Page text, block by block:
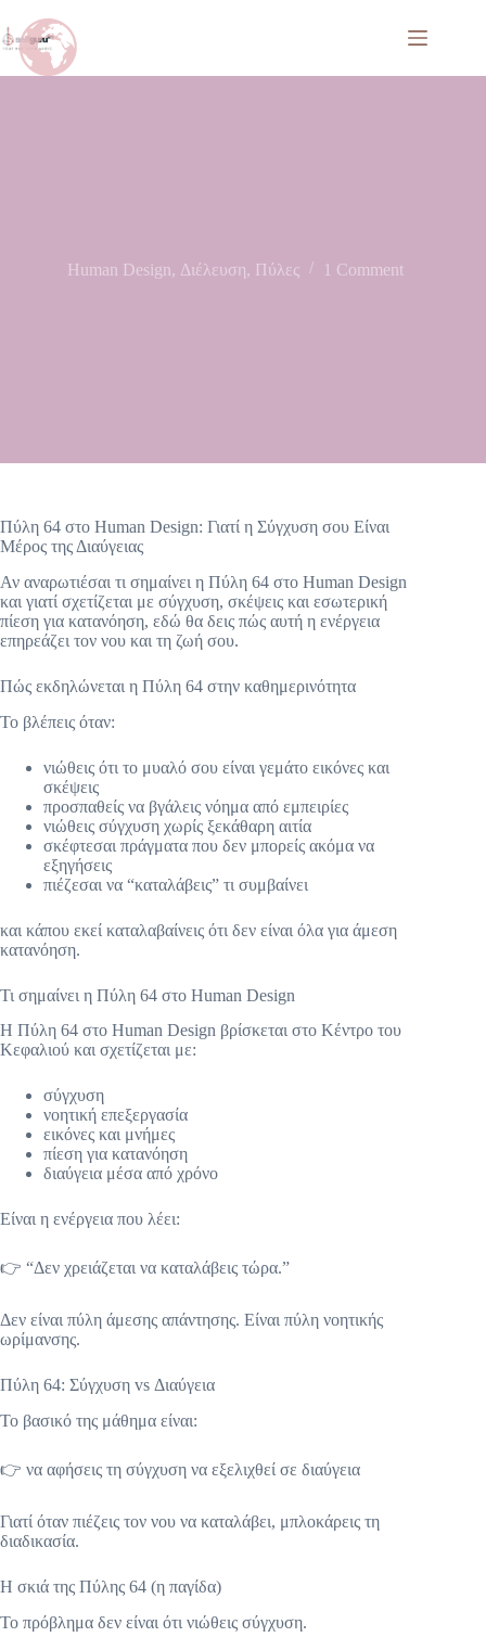
Human Design, Διέλευση, Πύλες 1 Comment
Πύλη 64 στο Human Design: Γιατί η Σύγχυση σου Είναι
Μέρος της Διαύγειας
Αν αναρωτιέσαι τι σημαίνει η Πύλη 64 στο Human Design
και γιατί σχετίζεται με σύγχυση, σκέψεις και εσωτερική
πίεση για κατανόηση, εδώ θα δεις πώς αυτή η ενέργεια
επηρεάζει τον νου και τη ζωή σου.
Πώς εκδηλώνεται η Πύλη 64 στην καθημερινότητα
Το βλέπεις όταν:
νιώθεις ότι το μυαλό σου είναι γεμάτο εικόνες και
σκέψεις
προσπαθείς να βγάλεις νόημα από εμπειρίες
νιώθεις σύγχυση χωρίς ξεκάθαρη αιτία
σκέφτεσαι πράγματα που δεν μπορείς ακόμα να
εξηγήσεις
πιέζεσαι να “καταλάβεις” τι συμβαίνει
και κάπου εκεί καταλαβαίνεις ότι δεν είναι όλα για άμεση
κατανόηση.
Τι σημαίνει η Πύλη 64 στο Human Design
Η Πύλη 64 στο Human Design βρίσκεται στο Κέντρο του
Κεφαλιού και σχετίζεται με:
σύγχυση
νοητική επεξεργασία
εικόνες και μνήμες
πίεση για κατανόηση
διαύγεια μέσα από χρόνο
Είναι η ενέργεια που λέει:
👉 “Δεν χρειάζεται να καταλάβεις τώρα.”
Δεν είναι πύλη άμεσης απάντησης. Είναι πύλη νοητικής
ωρίμανσης.
Πύλη 64: Σύγχυση vs Διαύγεια
Το βασικό της μάθημα είναι:
👉 να αφήσεις τη σύγχυση να εξελιχθεί σε διαύγεια
Γιατί όταν πιέζεις τον νου να καταλάβει, μπλοκάρεις τη
διαδικασία.
Η σκιά της Πύλης 64 (η παγίδα)
Το πρόβλημα δεν είναι ότι νιώθεις σύγχυση.